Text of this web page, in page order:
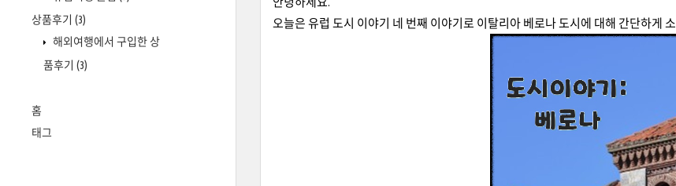
상품후기 (3)
해외여행에서 구입한 상
품후기 (3)
홈
태그
오늘은 유럽 도시 이야기 네 번째 이야기로 이탈리아 베로나 도시에 대해 간단하게